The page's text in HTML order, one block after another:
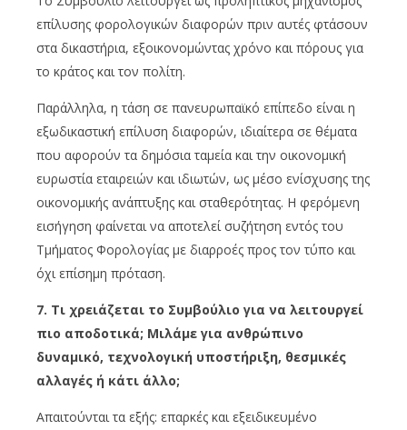
επίλυσης φορολογικών διαφορών πριν αυτές φτάσουν
στα δικαστήρια, εξοικονομώντας χρόνο και πόρους για
το κράτος και τον πολίτη.
Παράλληλα, η τάση σε πανευρωπαϊκό επίπεδο είναι η
εξωδικαστική επίλυση διαφορών, ιδιαίτερα σε θέματα
που αφορούν τα δημόσια ταμεία και την οικονομική
ευρωστία εταιρειών και ιδιωτών, ως μέσο ενίσχυσης της
οικονομικής ανάπτυξης και σταθερότητας. Η φερόμενη
εισήγηση φαίνεται να αποτελεί συζήτηση εντός του
Τμήματος Φορολογίας με διαρροές προς τον τύπο και
όχι επίσημη πρόταση.
7. Τι χρειάζεται το Συμβούλιο για να λειτουργεί
πιο αποδοτικά; Μιλάμε για ανθρώπινο
δυναμικό, τεχνολογική υποστήριξη, θεσμικές
αλλαγές ή κάτι άλλο;
Απαιτούνται τα εξής: επαρκές και εξειδικευμένο